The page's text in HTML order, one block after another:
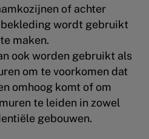
of achter
wordt gebruikt
maken.
ook worden gebruikt als
om te voorkomen dat
omhoog komt of om
te leiden in zowel
gebouwen.